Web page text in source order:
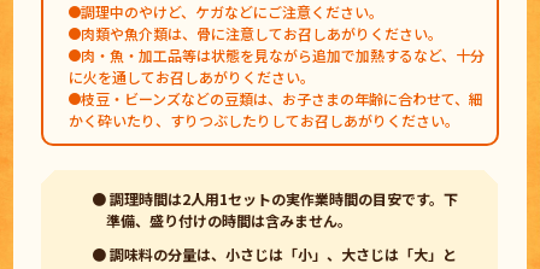
調理中のやけど、ケガなどにご注意ください。
肉類や魚介類は、骨に注意してお召しあがりください。
肉・魚・加工品等は状態を見ながら追加で加熱するなど、十分
に火を通してお召しあがりください。
枝豆・ビーンズなどの豆類は、お子さまの年齢に合わせて、細
かく砕いたり、すりつぶしたりしてお召しあがりください。
● 調理時間は2人用1セットの実作業時間の目安です。下
準備、盛り付けの時間は含みません。
● 調味料の分量は、小さじは「小」、大さじは「大」と